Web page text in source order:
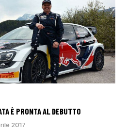
È PRONTA AL DEBUTTO
2017